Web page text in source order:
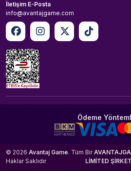
İletişim E-Posta
info@avantajgame.com
Ödeme
© 2026 Avantaj Game. Tüm
Haklar Saklıdır
Bir
LİMİTED